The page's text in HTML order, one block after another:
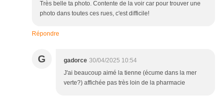
Très belle ta photo. Contente de la voir car pour trouver une
photo dans toutes ces rues, c'est difficile!
Répondre
G gadorce 30/04/2025 10:54
J'ai beaucoup aimé la tienne (écume dans la mer
verte?) affichée pas très loin de la pharmacie